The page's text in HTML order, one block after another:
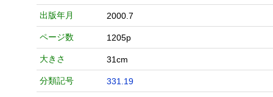
出版年月 2000.7
ページ数 1205p
大きさ 31cm
分類記号 331.19